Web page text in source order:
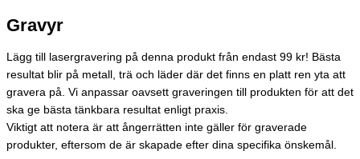
Gravyr
Lägg till lasergravering på denna produkt från endast 99 kr! Bästa
resultat blir på metall, trä och läder där det finns en platt ren yta att
gravera på. Vi anpassar oavsett graveringen till produkten för att det
ska ge bästa tänkbara resultat enligt praxis.
Viktigt att notera är att ångerrätten inte gäller för graverade
produkter, eftersom de är skapade efter dina specifika önskemål.